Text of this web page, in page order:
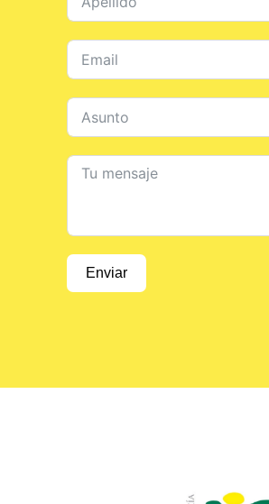
Enviar